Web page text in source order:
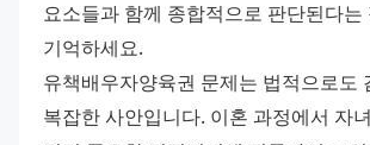
요소들과 함께 종합적으로 판단된다는
기억하세요.
유책배우자양육권 문제는 법적으로도
복잡한 사안입니다. 이혼 과정에서 자